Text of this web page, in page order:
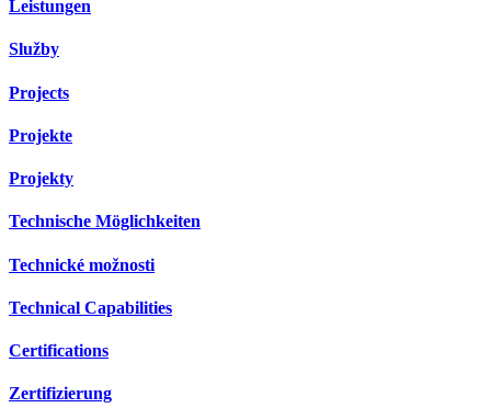
Leistungen
Služby
Projects
Projekte
Projekty
Technische Möglichkeiten
Technické možnosti
Technical Capabilities
Certifications
Zertifizierung